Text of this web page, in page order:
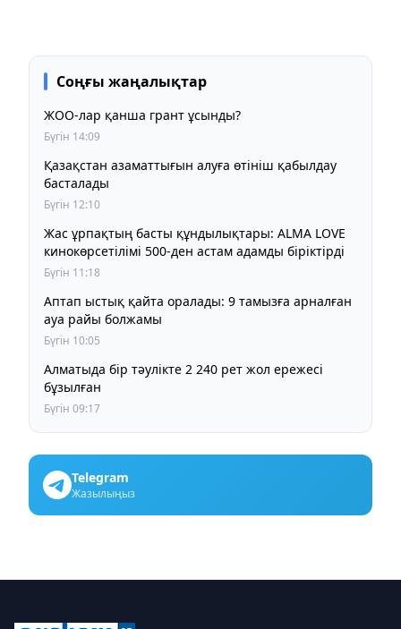
Соңғы жаңалықтар
ЖОО-лар қанша грант ұсынды?
Бүгін 14:09
Қазақстан азаматтығын алуға өтініш қабылдау
басталады
Бүгін 12:10
Жас ұрпақтың басты құндылықтары: ALMA LOVE
кинокөрсетілімі 500-ден астам адамды біріктірді
Бүгін 11:18
Аптап ыстық қайта оралады: 9 тамызға арналған
ауа райы болжамы
Бүгін 10:05
Алматыда бір тәулікте 2 240 рет жол ережесі
бұзылған
Бүгін 09:17
Telegram
Жазылыңыз